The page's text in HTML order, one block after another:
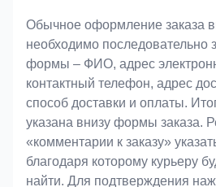
Обычное оформление заказа
необходимо последовательно
формы – ФИО, адрес
контактный телефон, адрес
способ доставки и оплаты.
указана внизу формы заказа.
«комментарии к заказу»
благодаря которому курьеру
найти. Для подтверждения